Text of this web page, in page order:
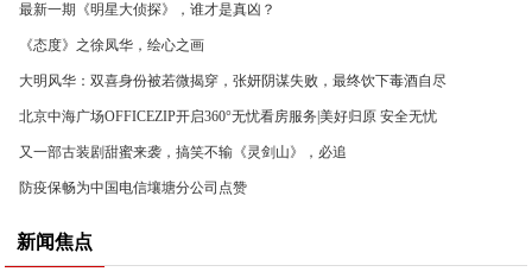
最新一期《明星大侦探》，谁才是真凶？
《态度》之徐凤华，绘心之画
大明风华：双喜身份被若微揭穿，张妍阴谋失败，最终饮下毒酒自尽
北京中海广场OFFICEZIP开启360°无忧看房服务|美好归原 安全无忧
又一部古装剧甜蜜来袭，搞笑不输《灵剑山》，必追
防疫保畅为中国电信壤塘分公司点赞
新闻焦点